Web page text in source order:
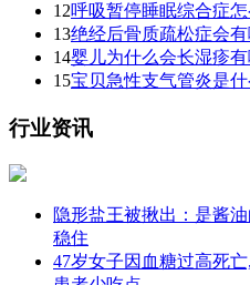
12呼吸暂停睡眠综合症
13绝经后骨质疏松症会
14婴儿为什么会长湿疹
15宝贝急性支气管炎是
行业资讯
隐形盐王被揪出：是酱
稳住
47岁女子因血糖过高死